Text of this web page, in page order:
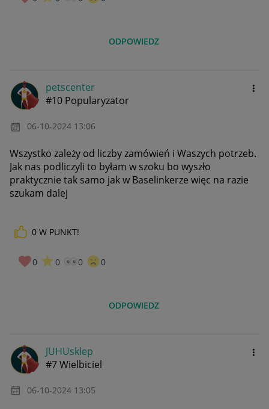
ODPOWIEDZ
petscenter
#10 Popularyzator
‎06-10-2024 13:06
Wszystko zależy od liczby zamówień i Waszych potrzeb.
Jak nas podliczyli to byłam w szoku bo wyszło
praktycznie tak samo jak w Baselinkerze więc na razie
szukam dalej
0 W PUNKT!
0 0 0 0
ODPOWIEDZ
JUHUsklep
#7 Wielbiciel
‎06-10-2024 13:05